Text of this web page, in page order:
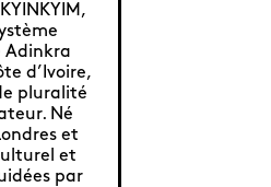
Adinkra
d’Ivoire,
pluralité
Né
et
et
par